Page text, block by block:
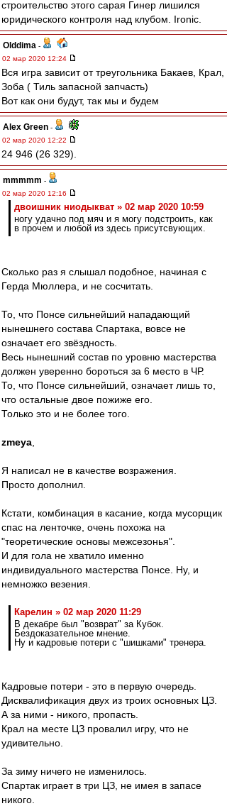
строительство этого сарая Гинер лишился
юридического контроля над клубом. Ironic.
Olddima -
02 мар 2020 12:24
Вся игра зависит от треугольника Бакаев, Крал,
Зоба ( Тиль запасной запчасть)
Вот как они будут, так мы и будем
Alex Green -
02 мар 2020 12:22
24 946 (26 329).
mmmmm -
02 мар 2020 12:16
двоишник ниодыкват » 02 мар 2020 10:59
ногу удачно под мяч и я могу подстроить, как
в прочем и любой из здесь присутсвующих.
Сколько раз я слышал подобное, начиная с
Герда Мюллера, и не сосчитать.
То, что Понсе сильнейший нападающий
нынешнего состава Спартака, вовсе не
означает его звёздность.
Весь нынешний состав по уровню мастерства
должен уверенно бороться за 6 место в ЧР.
То, что Понсе сильнейший, означает лишь то,
что остальные двое пожиже его.
Только это и не более того.
zmeya
Я написал не в качестве возражения.
Просто дополнил.
Кстати, комбинация в касание, когда мусорщик
спас на ленточке, очень похожа на
"теоретические основы межсезонья".
И для гола не хватило именно
индивидуального мастерства Понсе. Ну, и
немножко везения.
Карелин » 02 мар 2020 11:29
В декабре был "возврат" за Кубок.
Бездоказательное мнение.
Ну и кадровые потери с "шишками" тренера.
Кадровые потери - это в первую очередь.
Дисквалификация двух из троих основных ЦЗ.
А за ними - никого, пропасть.
Крал на месте ЦЗ провалил игру, что не
удивительно.
За зиму ничего не изменилось.
Спартак играет в три ЦЗ, не имея в запасе
никого.